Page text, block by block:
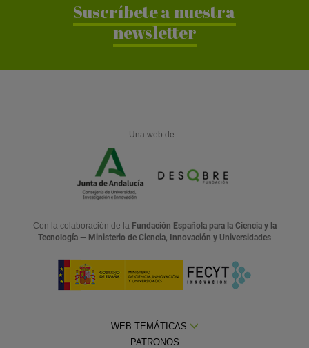
Suscríbete a nuestra
newsletter
Una web de:
Con la colaboración de la Fundación Española para la Ciencia y la
Tecnología — Ministerio de Ciencia, Innovación y Universidades
WEB TEMÁTICAS
PATRONOS